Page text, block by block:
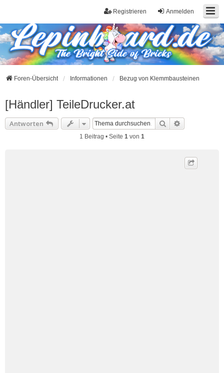
Anmelden
Registrieren
Foren-Übersicht Informationen Bezug von Klemmbausteinen
[Händler] TeileDrucker.at
Antworten Suche
1 Beitrag • Seite 1 von 1